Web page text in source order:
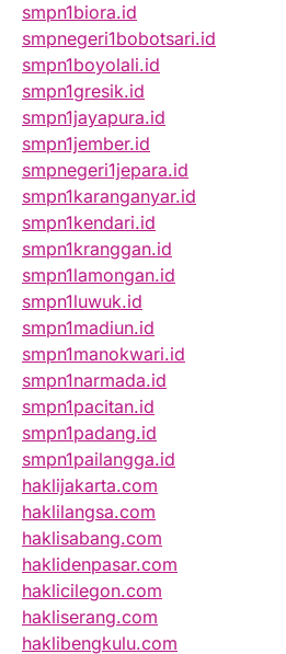
smpn1biora.id
smpnegeri1bobotsari.id
smpn1boyolali.id
smpn1gresik.id
smpn1jayapura.id
smpn1jember.id
smpnegeri1jepara.id
smpn1karanganyar.id
smpn1kendari.id
smpn1kranggan.id
smpn1lamongan.id
smpn1luwuk.id
smpn1madiun.id
smpn1manokwari.id
smpn1narmada.id
smpn1pacitan.id
smpn1padang.id
smpn1pailangga.id
haklijakarta.com
haklilangsa.com
haklisabang.com
haklidenpasar.com
haklicilegon.com
hakliserang.com
haklibengkulu.com